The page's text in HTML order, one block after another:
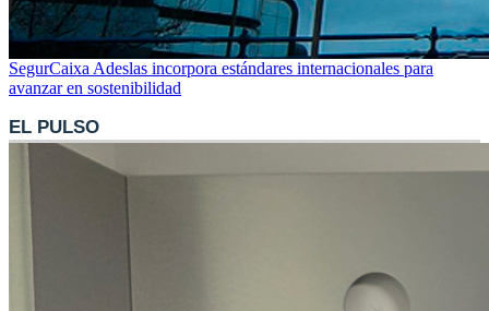
SegurCaixa Adeslas incorpora estándares internacionales para
avanzar en sostenibilidad
EL PULSO